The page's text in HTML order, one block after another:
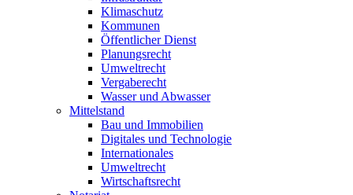
Klimaschutz
Kommunen
Öffentlicher Dienst
Planungsrecht
Umweltrecht
Vergaberecht
Wasser und Abwasser
Mittelstand
Bau und Immobilien
Digitales und Technologie
Internationales
Umweltrecht
Wirtschaftsrecht